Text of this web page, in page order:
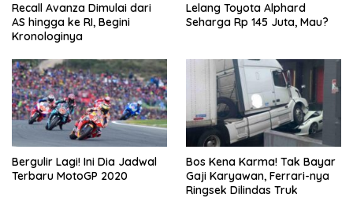
Recall Avanza Dimulai dari
AS hingga ke RI, Begini
Kronologinya
Lelang Toyota Alphard
Seharga Rp 145 Juta, Mau?
Bergulir Lagi! Ini Dia Jadwal
Terbaru MotoGP 2020
Bos Kena Karma! Tak Bayar
Gaji Karyawan, Ferrari-nya
Ringsek Dilindas Truk